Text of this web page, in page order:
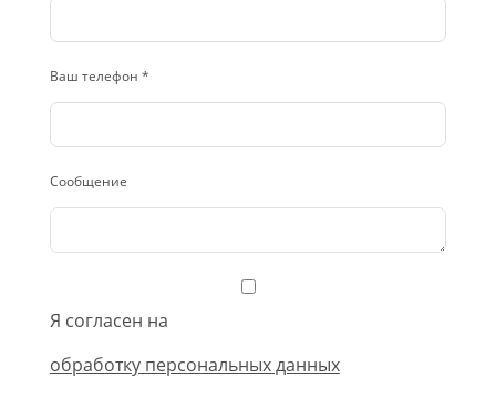
Ваш телефон *
Сообщение
Я согласен на
обработку персональных данных